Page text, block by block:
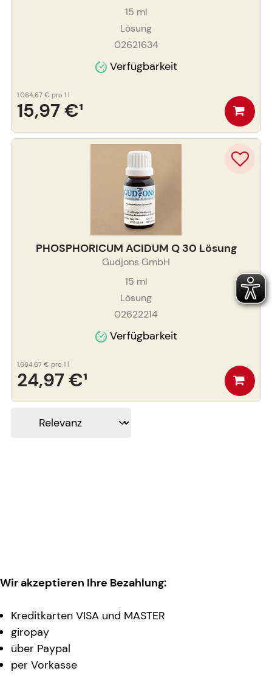
15 ml
Lösung
02621634
Verfügbarkeit
15,97 €¹
1.064,67 € pro 1 l
PHOSPHORICUM ACIDUM Q 30 Lösung
Gudjons GmbH
15 ml
Lösung
02622214
Verfügbarkeit
24,97 €¹
1.664,67 € pro 1 l
Wir akzeptieren Ihre Bezahlung:
Kreditkarten VISA und MASTER
giropay
über Paypal
per Vorkasse